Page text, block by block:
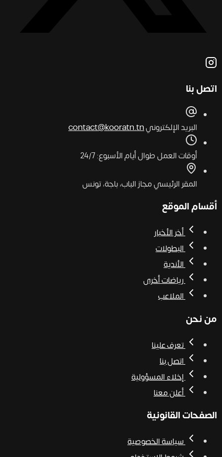
اتصل بنا
البريد الإلكترونيcontact@kooratn.tn
أوقات العملطوال أيام الأسبوع: 24/7
المقر الرئيسيمجاز الباب، باجة، تونس
أقسام الموقع
أخر الأخبار
البطولات
الأندية
رياضات أخرى
الملاعب
من نحن
تعرف علينا
اتصل بنا
إخلاء المسؤولية
أعلن معنا
الصفحات القانونية
سياسة الخصوصية